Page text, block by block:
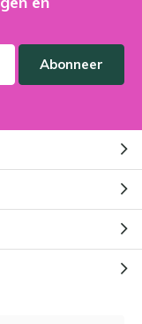
Abonneer